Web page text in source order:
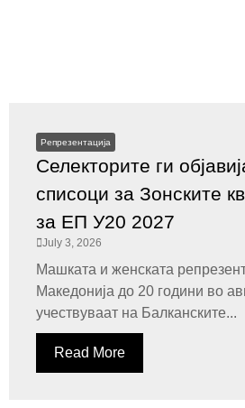
Репрезентација
Селекторите ги
списоци за Зонските
за ЕП У20 2027
July 3, 2026
Машката и женската
Македонија до 20 години во
учествуваат на Балканските...
Read More